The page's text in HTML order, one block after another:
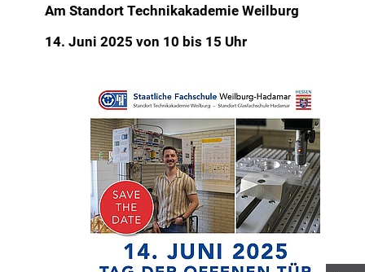
Am Standort Technikakademie Weilburg
14. Juni 2025 von 10 bis 15 Uhr